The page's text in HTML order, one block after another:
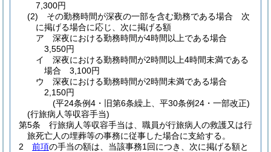
7,300円
(2)
その勤務時間が深夜の一部を含む勤務である場合 次
に掲げる場合に応じ、次に掲げる額
ア
深夜における勤務時間が4時間以上である場合
3,550円
イ
深夜における勤務時間が2時間以上4時間未満である
場合 3,100円
ウ
深夜における勤務時間が2時間未満である場合
2,150円
(平24条例4・旧第6条繰上、平30条例24・一部改正)
(行旅病人等収容手当)
第5条
行旅病人等収容手当は、職員が行旅病人の救護又は行
旅死亡人の埋葬等の事務に従事した場合に支給する。
2
前項の手当の額は、当該事務1回につき、次に掲げる額と